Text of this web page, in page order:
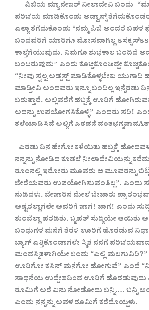
ಪಿಜಿಯ ಮ್ಯಾನೇಜರ್ನೀಲಾದೇವಿಬಂದು
ಪರಿಚಯ ಮಾಡಿಕೊಂಡು ಅಡ್ವಾನ್ಸ್
ಎಲ್ಲಾತೆಗೆದುಕೊಂಡು “ನಮ್ಮಪಿಜಿ ಅಂದರೆಬಹಳ
ಬಂದವರಿಗೆ ಯಾರಿಗೂ ಮೋಸವಾಗಿಲ್ಲ
ಕಾಲ್ತೆಗೆಯುವುದು. ನಿಮಗೂಶುಭಕಾಲಬಂದಿದೆ
ಬಂದಿರುವುದು” ಎಂದುಕೊಚ್ಚಿಕೊಂಡಿದ್ದೇ
“ನೀವು ಸ್ವಲ್ಪಅಡ್ಜಸ್ಟ್ಮಾಡಿಕೊಳ್ಳಬೇಕು ಯುಗಾದಿ
ಮಾಡ್ತೀವಿ ಅಂದವರು ಇನ್ನೂಬಂದಿಲ್ಲಇನ್ನೆರಡು
ಬರುತ್ತಾರೆ. ಅಲ್ಲಿವರೆಗೆ ಹಬ್ಬಕ್ಕೆಊರಿಗೆ
ಅದನ್ನುಉಪಯೋಗಸಿಕೊಳ್ಳಿ” ಎಂದರು ಸರಿ!
ತಲೆಯಾಡಿಸಿದೆ ಅಲ್ಲಿಗೆ ಎರಡನೆ
ಎರಡು ದಿನ ಹೇಗೋಕಳೆಯಿತು ಹಬ್ಬಕ್ಕೆ
ನನ್ನನ್ನುನೋಡಿದಕೂಡಲೆನೀಲಾದೇವಿಯನ್ನುಕರೆದು
ರೂಂನಲ್ಲಿಇರೋರು ಮೂವರು ಆ ಮೂವರನ್ನು
ಬೇರೆಯವರು ಉಪಯೋಗಿಸುವಂತಿಲ್ಲ”. ಎಂದು
ನುಡಿದಳು. ಬೇಜಾರಿನ ಮೇಲೆಬೇಜಾರು
ಅಷ್ಟರಲ್ಲಾಗಲೇ ಅವರಿಗೆಜಾಗ! ಜಾಗ! ಎಂದು
ತುಂಬೆಲ್ಲಾಹರಡಿತು. ಬೃಹತ್ಸುದ್ದಿಯೇ ಆಯಿತು
ಬಂಧುಗಳ ಮನೆಗೆತೆರಳಿ ಊರಿಗೆ ಹೊರಡುವ
ಬ್ಯಾಗ್ಎತ್ತಿಕೊಂಡಾಗಲೇ ಸ್ಮಿತ ನನಗೆ
ಮಂದಸ್ಮಿತಳಾಗಿಯೇಬಂದು “ಎಲ್ಲಿಮಲಗುವಿರಿ?”
ಊರಿಗೋಕಸಿನ್ಮನೆಗೋ ಹೋಗುವೆ” ಎಂದೆ
ಸಾಧನೆಯ ಉದ್ದೇಶದಿಂದ ಊರಿಗೆ ಹೊರಡುವುದು
ರೂಮಿಗೆ ಅರೆ ಏನು ನೋಡೋದುಬನ್ನಿ…. ಬನ್ನಿ
ಎಂದು ನನ್ನನ್ನುಅವಳ ರೂಮಿಗೆಕರೆದೊಯ್ದಳು.